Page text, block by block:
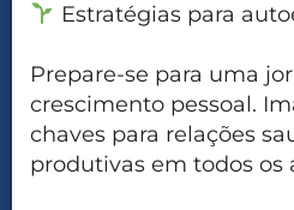
Estratégias para
Prepare-se para uma
crescimento pessoal.
chaves para relações
produtivas em todos os